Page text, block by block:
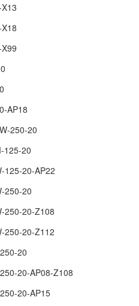
AP18
250-20
125-20
125-20-AP22
250-20
250-20-Z108
250-20-Z112
20
20-AP08-Z108
20-AP15